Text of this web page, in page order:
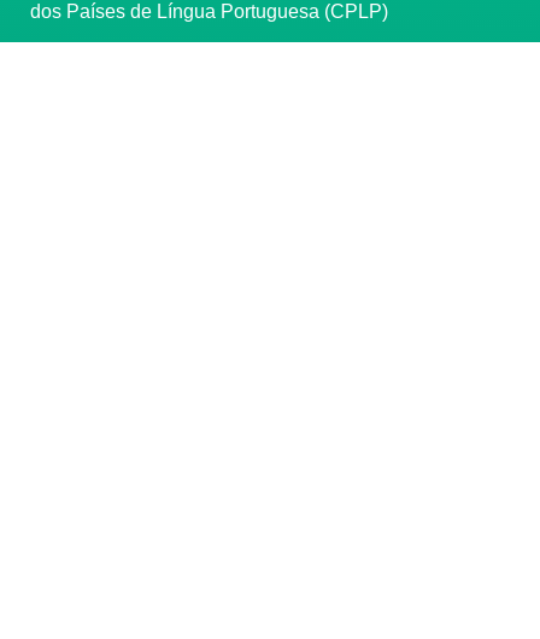
dos Países de Língua Portuguesa (CPLP)